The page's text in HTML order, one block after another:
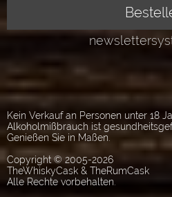
Kein Verkauf an Personen unter 18
Alkoholmißbrauch ist
Genießen Sie in Maßen.
Copyright © 2005-2026
TheWhiskyCask & TheRumCask
Alle Rechte vorbehalten.